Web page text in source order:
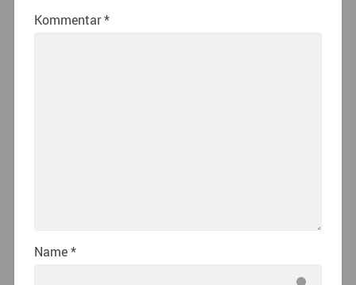
Kommentar*
Name*